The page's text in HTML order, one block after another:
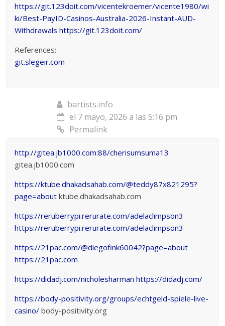
https://git.123doit.com/vicentekroemer/vicente1980/wi
ki/Best-PayID-Casinos-Australia-2026-Instant-AUD-
Withdrawals https://git.123doit.com/
References:
git.slegeir.com
bartists.info
el 7 mayo, 2026 a las 5:16 pm
Permalink
http://gitea.jb1000.com:88/cherisumsuma13
gitea.jb1000.com
https://ktube.dhakadsahab.com/@teddy87x821295?
page=about ktube.dhakadsahab.com
https://reruberrypi.rerurate.com/adelaclimpson3
https://reruberrypi.rerurate.com/adelaclimpson3
https://21pac.com/@diegofink60042?page=about
https://21pac.com
https://didadj.com/nicholesharman https://didadj.com/
https://body-positivity.org/groups/echtgeld-spiele-live-
casino/ body-positivity.org